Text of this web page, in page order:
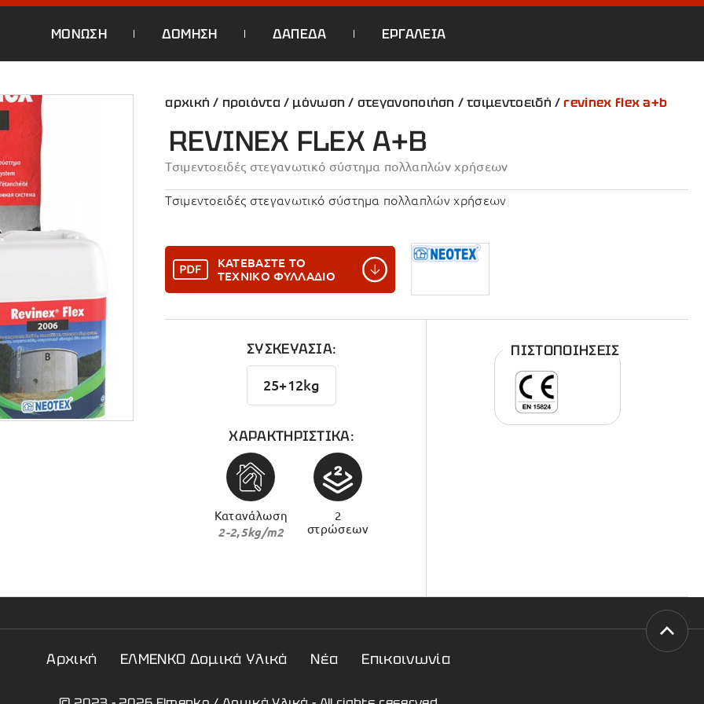
ΜΟΝΩΣΗ ΔΟΜΗΣΗ ΔΑΠΕΔΑ ΕΡΓΑΛΕΙΑ
αρχική / προιόντα/ μόνωση / στεγανοποιήση /τσιμεντοειδή / revinex flex a+b
REVINEX FLEX A+B
Τσιμεντοειδές στεγανωτικό σύστημα πολλαπλών χρήσεων
Τσιμεντοειδές στεγανωτικό σύστημα πολλαπλών χρήσεων
ΚΑΤΕΒΑΣΤΕ ΤΟ
ΤΕΧΝΙΚΟ ΦΥΛΛΑΔΙΟ
ΣΥΣΚΕΥΑΣΙΑ:
25+12kg
ΧΑΡΑΚΤΗΡΙΣΤΙΚΑ:
Κατανάλωση
2-2,5kg/m2
2
στρώσεων
ΠΙΣΤΟΠΟΙΗΣΕΙΣ
Αρχική ΕΛΜΕΝΚΟ Δομικά Υλικά Νέα Επικοινωνία